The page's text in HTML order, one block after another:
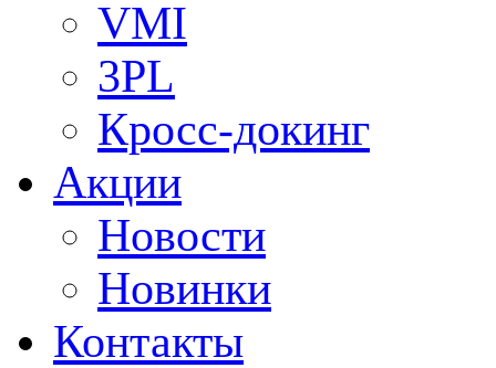
VMI
3PL
Кросс-докинг
Акции
Новости
Новинки
Контакты